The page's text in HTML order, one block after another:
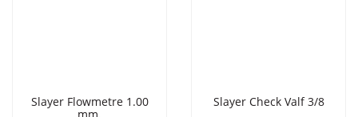
Slayer Flowmetre 1.00
Slayer Check Valf 3/8